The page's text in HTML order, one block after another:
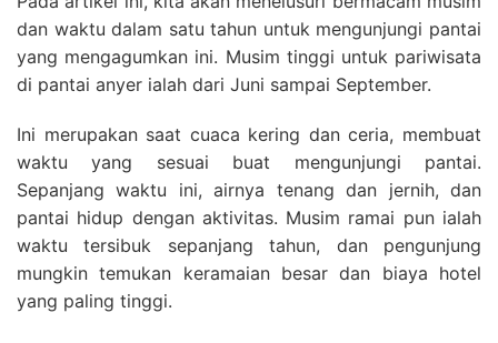
dan waktu dalam satu tahun untuk mengunjungi pantai
yang mengagumkan ini. Musim tinggi untuk pariwisata
di pantai anyer ialah dari Juni sampai September.
Ini merupakan saat cuaca kering dan ceria, membuat
waktu yang sesuai buat mengunjungi pantai.
Sepanjang waktu ini, airnya tenang dan jernih, dan
pantai hidup dengan aktivitas. Musim ramai pun ialah
waktu tersibuk sepanjang tahun, dan pengunjung
mungkin temukan keramaian besar dan biaya hotel
yang paling tinggi.